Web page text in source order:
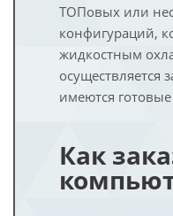
ТОПовых или
конфигураций,
жидкостным
осуществляется
имеются
Как